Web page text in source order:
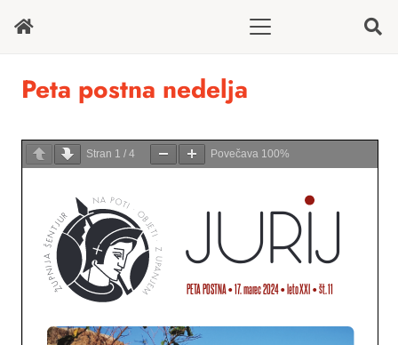
Peta postna nedelja
Stran 1 / 4 Povečava 100%